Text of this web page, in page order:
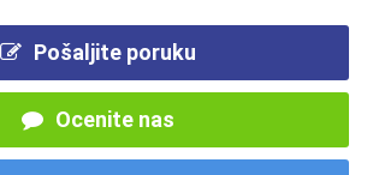
Pošaljite poruku
Ocenite nas